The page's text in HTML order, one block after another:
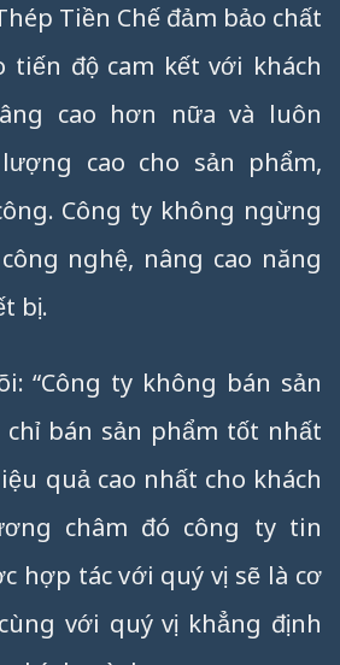
Tiền Chế đảm bảo chất
tiến độ cam kết với khách
cao hơn nữa và luôn
cao cho sản phẩm,
Công ty không ngừng
nghệ, nâng cao năng
bị.
“Công ty không bán sản
bán sản phẩm tốt nhất
quả cao nhất cho khách
châm đó công ty tin
hợp tác với quý vị sẽ là cơ
với quý vị khẳng định